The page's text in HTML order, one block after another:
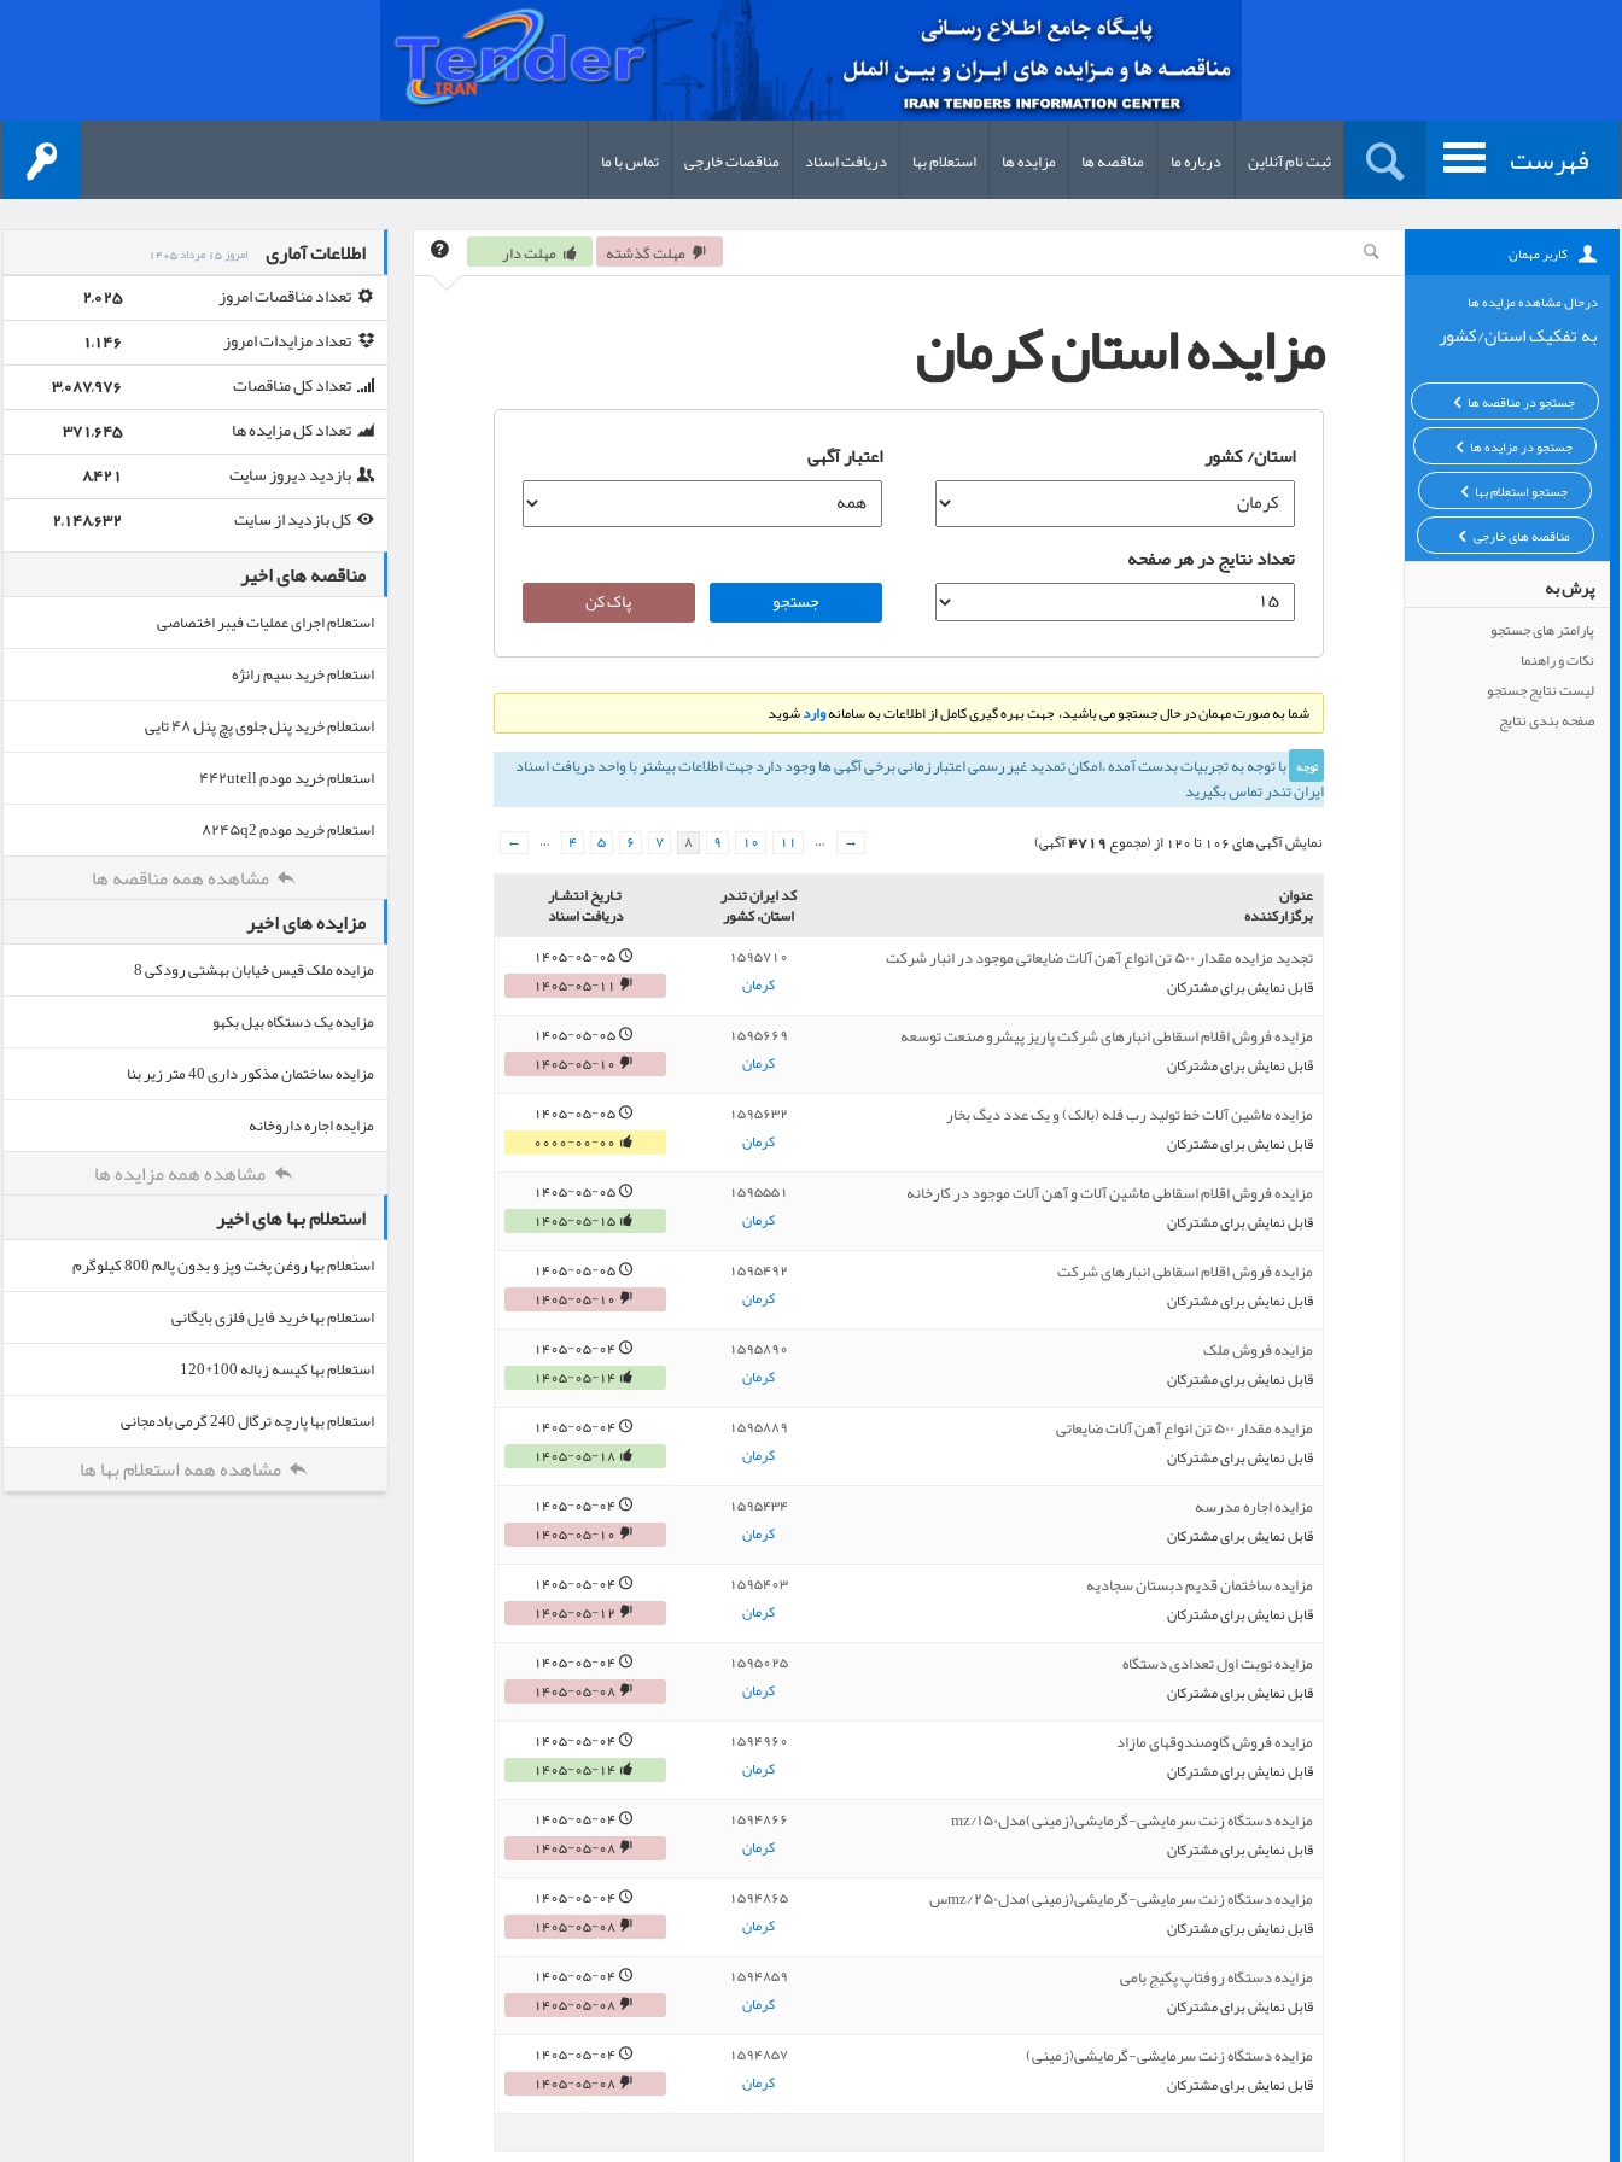
فهرست ثبت نام آنلاین درباره ما مناقصه ها مزایده ها استعلام بها دریافت اسناد مناقصات خارجی تماس با ما
کاربر مهمان
درحال مشاهده مزایده ها
به تفکیک استان/کشور
جستجو در مناقصه ها
جستجو در مزایده ها
جستجو استعلام بها
مناقصه های خارجی
پرش به
پارامتر های جستجو
نکات و راهنما
لیست نتایج جستجو
صفحه بندی نتایج
مهلت گذشته مهلت دار
مزایده استان کرمان
استان/ کشور اعتبار آگهی
تعداد نتایج در هر صفحه
شما به صورت مهمان در حال جستجو می باشید، جهت بهره گیری کامل از اطلاعات به سامانهواردشوید
توجه با توجه به تجربيات بدست آمده ،‌امكان تمديد غير رسمی اعتبار زمانی برخی آگهی ها وجود دارد جهت اطلاعات بیشتر با واحد دریافت اسناد
ایران تندر تماس بگیرید
نمایش آگهی های 106 تا 120 از (مجموع 4719آگهی) ← … 4 5 6 7 8 9 10 11 … →
عنوان
برگزارکننده
کد ایران تندر
استان، کشور
تـاريخ انتشـار
دریافت اسناد
تجدید مزایده مقدار ۵۰۰ تن انواع آهن آلات ضایعاتی موجود در انبار شرکت
قابل نمایش برای مشترکان
1595710
کرمان
1405-05-05
1405-05-11
مزایده فروش اقلام اسقاطی انبارهای شرکت پاریز پیشرو صنعت توسعه
قابل نمایش برای مشترکان
1595669
کرمان
1405-05-05
1405-05-10
مزایده ماشین آلات خط تولید رب فله (بالک) و یک عدد دیگ بخار
قابل نمایش برای مشترکان
1595632
کرمان
1405-05-05
0000-00-00
مزایده فروش اقلام اسقاطی ماشین آلات و آهن آلات موجود در کارخانه
قابل نمایش برای مشترکان
1595551
کرمان
1405-05-05
1405-05-15
مزایده فروش اقلام اسقاطی انبارهای شرکت
قابل نمایش برای مشترکان
1595492
کرمان
1405-05-05
1405-05-10
مزایده فروش ملک
قابل نمایش برای مشترکان
1595890
کرمان
1405-05-04
1405-05-14
مزایده مقدار ۵۰۰ تن انواع آهن آلات ضایعاتی
قابل نمایش برای مشترکان
1595889
کرمان
1405-05-04
1405-05-18
مزایده اجاره مدرسه
قابل نمایش برای مشترکان
1595434
کرمان
1405-05-04
1405-05-10
مزایده ساختمان قدیم دبستان سجادیه
قابل نمایش برای مشترکان
1595403
کرمان
1405-05-04
1405-05-12
مزایده نوبت اول تعدادی دستگاه
قابل نمایش برای مشترکان
1595025
کرمان
1405-05-04
1405-05-08
مزایده فروش گاوصندوقهای مازاد
قابل نمایش برای مشترکان
1594960
کرمان
1405-05-04
1405-05-14
مزایده دستگاه زنت سرمایشی-گرمایشی(زمینی)مدل۱۵۰/mz
قابل نمایش برای مشترکان
1594866
کرمان
1405-05-04
1405-05-08
مزایده دستگاه زنت سرمایشی-گرمایشی(زمینی)مدل۲۵۰/mzس
قابل نمایش برای مشترکان
1594865
کرمان
1405-05-04
1405-05-08
مزایده دستگاه روفتاپ پکیج بامی
قابل نمایش برای مشترکان
1594859
کرمان
1405-05-04
1405-05-08
مزایده دستگاه زنت سرمایشی-گرمایشی(زمینی)
قابل نمایش برای مشترکان
1594857
کرمان
1405-05-04
1405-05-08
اطلاعات آماری امروز 15 مرداد 1405
تعداد مناقصات امروز
2,025
تعداد مزایدات امروز
1,146
تعداد کل مناقصات
3,087,976
تعداد کل مزایده ها
371,645
بازدید دیروز سایت
8,421
کل بازدید از سایت
2,148,632
مناقصه های اخیر
استعلام اجرای عملیات فیبر اختصاصی
استعلام خرید سیم رانژه
استعلام خرید پنل جلوی پچ پنل ۴۸ تایی
استعلام خرید مودم ۴۴۲utell
استعلام خرید مودم ۸۲۴۵q2
مشاهده همه مناقصه ها
مزایده های اخیر
مزایده ملک قیس خیابان بهشتی رودکی 8
مزایده یک دستگاه بیل بکهو
مزایده ساختمان مذکور داری 40 متر زیر بنا
مزایده اجاره داروخانه
مشاهده همه مزایده ها
استعلام بها های اخیر
استعلام بها روغن پخت وپز و بدون پالم 800 کیلوگرم
استعلام بها خرید فایل فلزی بایگانی
استعلام بها کیسه زباله 100*120
استعلام بها پارچه ترگال 240 گرمی بادمجانی
مشاهده همه استعلام بها ها